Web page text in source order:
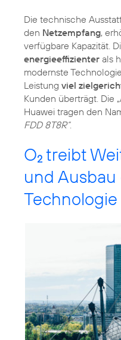
Die technische
den Netzempfang,
verfügbare Kapazität.
energieeffizienter als
modernste
Leistung viel
Kunden überträgt. Die
Huawei tragen den
FDD 8T8R“.
O2 treibt
und
Technologie